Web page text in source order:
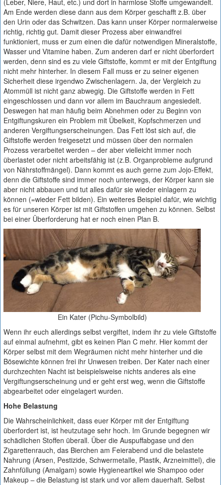
(Leber, Niere, Haut, etc.) und dort in harmlose Stoffe umgewandelt.
Am Ende werden diese dann aus dem Körper geschafft z.B. über
den Urin oder das Schwitzen. Das kann unser Körper normalerweise
richtig, richtig gut. Damit dieser Prozess aber einwandfrei
funktioniert, muss er zum einen die dafür notwendigen Mineralstoffe,
Wasser und Vitamine haben. Zum anderen darf er nicht überfordert
werden, denn sind es zu viele Giftstoffe, kommt er mit der Entgiftung
nicht mehr hinterher. In diesem Fall muss er zu seiner eigenen
Sicherheit diese irgendwo Zwischenlagern. Ja, der Vergleich zu
Atommüll ist nicht ganz abwegig. Die Giftstoffe werden in Fett
eingeschlossen und dann vor allem im Bauchraum angesiedelt.
Deswegen hat man häufig beim Abnehmen oder zu Beginn von
Entgiftungskuren ein Problem mit Übelkeit, Kopfschmerzen und
anderen Vergiftungserscheinungen. Das Fett löst sich auf, die
Giftstoffe werden freigesetzt und müssen über den normalen
Prozess verarbeitet werden – der aber vielleicht immer noch
überlastet oder nicht arbeitsfähig ist (z.B. Organprobleme aufgrund
von Nährstoffmängel). Dann kommt es auch gerne zum Jojo-Effekt,
denn die Giftstoffe sind immer noch unterwegs, der Körper kann sie
aber nicht abbauen und tut alles dafür sie wieder einlagern zu
können (=wieder Fett bilden). Ein weiteres Beispiel dafür, wie wichtig
es für unseren Körper ist mit Giftstoffen umgehen zu können. Selbst
bei einer Überforderung hat er noch einen Plan B.
Ein Kater (Pichu-Symbolbild)
Wenn ihr euch allerdings selbst vergiftet, indem ihr zu viele Giftstoffe
auf einmal aufnehmt, gibt es keinen Plan C mehr. Hier kommt der
Körper selbst mit dem Wegräumen nicht mehr hinterher und die
Bösewichte können frei ihr Unwesen treiben. Der Kater nach einer
durchzechten Nacht ist beispielsweise nichts anderes als eine
Vergiftungserscheinung und er geht erst weg, wenn die Giftstoffe
abgearbeitet oder eingelagert wurden.
Hohe Belastung
Die Wahrscheinlichkeit, dass euer Körper mit der Entgiftung
überfordert ist, ist heutzutage sehr hoch. Im Grunde begegnen wir
schädlichen Stoffen überall. Über die Auspuffabgase und den
Zigarettenrauch, das Bierchen am Feierabend und die belastete
Nahrung (Arsen, Pestizide, Schwermetalle, Plastik, Arzneimittel), die
Zahnfüllung (Amalgam) sowie Hygieneartikel wie Shampoo oder
Makeup – die Belastung ist stark und vor allem dauerhaft. Selbst